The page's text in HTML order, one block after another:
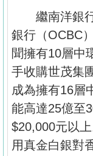
繼南洋銀行
銀行（OCBC
聞擁有10層中
手收購世茂集
成為擁有16層
能高達25億至
$20,000元以
用真金白銀對